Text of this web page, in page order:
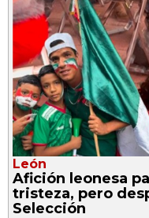
León
Afición leonesa
tristeza, pero
Selección